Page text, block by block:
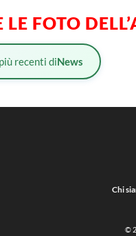
LE FOTO
recenti diNews
Chi
©